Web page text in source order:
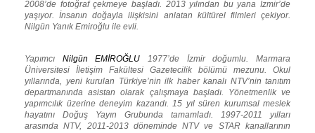
2008’de fotoğraf çekmeye başladı. 2013 yılından bu yana İzmir’de
yaşıyor. İnsanın doğayla ilişkisini anlatan kültürel filmleri çekiyor.
Nilgün Yanık Emiroğlu ile evli.
Yapımcı Nilgün EMİROĞLU 1977’de İzmir doğumlu. Marmara
Üniversitesi İletişim Fakültesi Gazetecilik bölümü mezunu. Okul
yıllarında, yeni kurulan Türkiye’nin ilk haber kanalı NTV’nin tanıtım
departmanında asistan olarak çalışmaya başladı. Yönetmenlik ve
yapımcılık üzerine deneyim kazandı. 15 yıl süren kurumsal meslek
hayatını Doğuş Yayın Grubunda tamamladı. 1997-2011 yılları
arasında NTV, 2011-2013 döneminde NTV ve STAR kanallarının